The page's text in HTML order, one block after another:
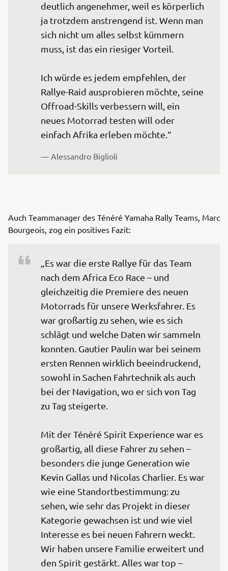
deutlich angenehmer, weil es körperlich
ja trotzdem anstrengend ist. Wenn man
sich nicht um alles selbst kümmern
muss, ist das ein riesiger Vorteil.
Ich würde es jedem empfehlen, der
Rallye-Raid ausprobieren möchte, seine
Offroad-Skills verbessern will, ein
neues Motorrad testen will oder
einfach Afrika erleben möchte.“
— Alessandro Biglioli
Auch Teammanager des Ténéré Yamaha Rally Teams, Marc
Bourgeois, zog ein positives Fazit:
„Es war die erste Rallye für das Team
nach dem Africa Eco Race – und
gleichzeitig die Premiere des neuen
Motorrads für unsere Werksfahrer. Es
war großartig zu sehen, wie es sich
schlägt und welche Daten wir sammeln
konnten. Gautier Paulin war bei seinem
ersten Rennen wirklich beeindruckend,
sowohl in Sachen Fahrtechnik als auch
bei der Navigation, wo er sich von Tag
zu Tag steigerte.
Mit der Ténéré Spirit Experience war es
großartig, all diese Fahrer zu sehen –
besonders die junge Generation wie
Kevin Gallas und Nicolas Charlier. Es war
wie eine Standortbestimmung: zu
sehen, wie sehr das Projekt in dieser
Kategorie gewachsen ist und wie viel
Interesse es bei neuen Fahrern weckt.
Wir haben unsere Familie erweitert und
den Spirit gestärkt. Alles war top –